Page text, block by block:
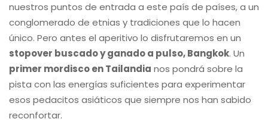
nuestros puntos de entrada a este país de países, a un
conglomerado de etnias y tradiciones que lo hacen
único. Pero antes el aperitivo lo disfrutaremos en un
stopover buscado y ganado a pulso, Bangkok. Un
primer mordisco en Tailandia nos pondrá sobre la
pista con las energías suficientes para experimentar
esos pedacitos asiáticos que siempre nos han sabido
reconfortar.